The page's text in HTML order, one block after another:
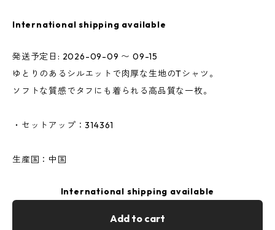
International shipping available
発送予定日: 2026-09-09 〜 09-15
ゆとりのあるシルエットで肉厚な生地のTシャツ。
ソフトな質感でタフにも着られる高品質な一枚。
・セットアップ：314361
生産国：中国
International shipping available
Add to cart